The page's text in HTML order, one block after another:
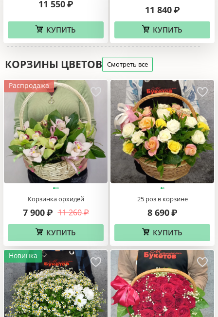
11 550 ₽
КУПИТЬ
11 840 ₽
КУПИТЬ
КОРЗИНЫ ЦВЕТОВ Смотреть все
Распродажа
Корзинка орхидей
11 260 ₽
7 900 ₽
КУПИТЬ
25 роз в корзине
8 690 ₽
КУПИТЬ
Новинка